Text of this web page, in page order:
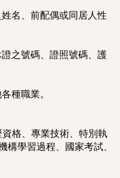
名、前配偶或同居人性
之號碼、證照號碼、護
種職業。
格、專業技術、特別執
學習過程、國家考試、